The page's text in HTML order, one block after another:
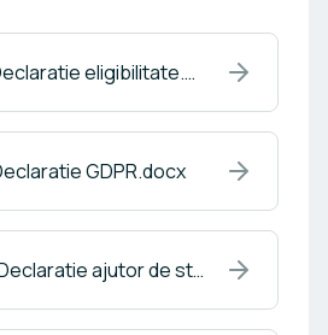
Anexa 8 Declaratie eligibilitate.docx
GDPR.docx
Anexa 10 Declaratie ajutor de stat pentru inovare.docx